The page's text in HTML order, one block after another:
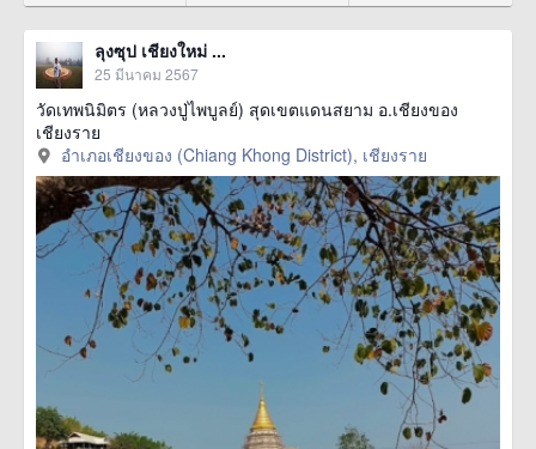
ลุงซุป เชียงใหม่ ...
25 มีนาคม 2567
วัดเทพนิมิตร (หลวงปู่ไพบูลย์) สุดเขตแดนสยาม อ.เชียงของ
เชียงราย
อำเภอเชียงของ (Chiang Khong District), เชียงราย